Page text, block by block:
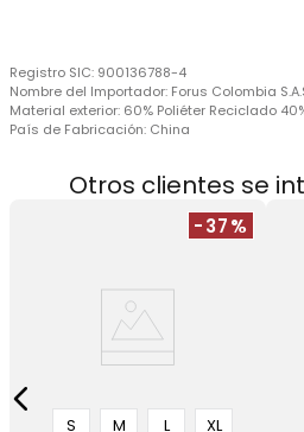
Registro SIC: 900136788-4
Nombre del Importador: Forus Colombia
Material exterior: 60% Poliéter Reciclado
País de Fabricación: China
Otros clientes se
-37%
S M L XL